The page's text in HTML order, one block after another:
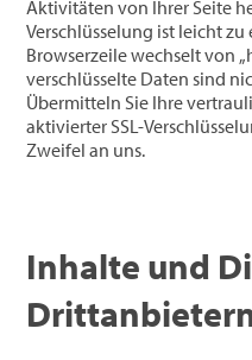
Aktivitäten von Ihrer Seite
Verschlüsselung ist leicht
Browserzeile wechselt von
verschlüsselte Daten sind
Übermitteln Sie Ihre
aktivierter SSL-
Zweifel an uns.
Inhalte und